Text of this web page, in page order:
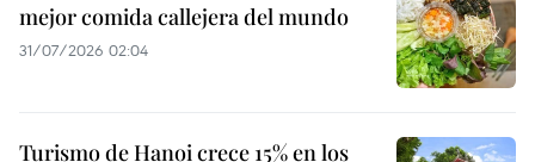
mejor comida callejera del mundo
31/07/2026 02:04
Turismo de Hanoi crece 15% en los